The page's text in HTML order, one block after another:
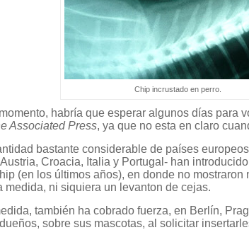
Chip incrustado en perro.
habría que esperar algunos días para
Associated Press, ya que no esta en claro
bastante considerable de países
Croacia, Italia y Portugal- han
(en los últimos años), en donde no mostraron
medida, ni siquiera un levanton de cejas.
también ha cobrado fuerza, en Berlín,
sobre sus mascotas, al solicitar